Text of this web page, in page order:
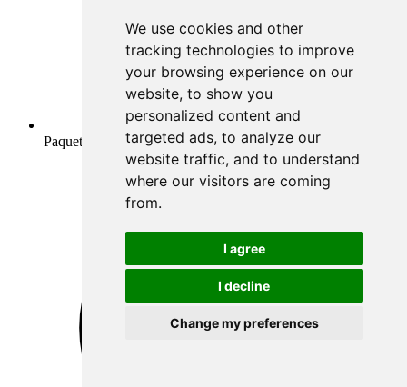
We use cookies and other
tracking technologies to improve
your browsing experience on our
website, to show you
personalized content and
targeted ads, to analyze our
website traffic, and to understand
where our visitors are coming
from.
I agree
I decline
Change my preferences
Paquetes de inicio